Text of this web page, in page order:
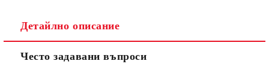
Детайлно описание
Често задавани въпроси